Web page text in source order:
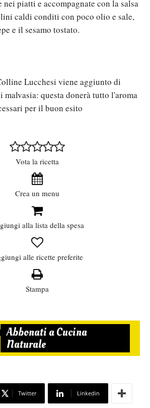
piatti e accompagnate con la salsa
caldi conditi con poco olio e sale,
e il sesamo tostato.
Lucchesi viene aggiunto di
questa donerà tutto l'aroma
per il buon esito
Vota la ricetta
Crea un menu
alla lista della spesa
alle ricette preferite
Stampa
Abbonati a Cucina
Naturale
Twitter Linkedin